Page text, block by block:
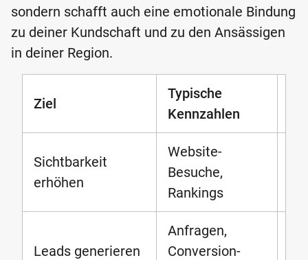
sondern schafft auch eine emotionale Bindung
zu deiner Kundschaft und zu den Ansässigen
in deiner Region.
Ziel
Typische
Kennzahlen
Sichtbarkeit
erhöhen
Website-
Besuche,
Rankings
Leads generieren
Anfragen,
Conversion-